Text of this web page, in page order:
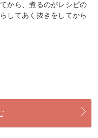
から、煮るのがレシピの
してあく抜きをしてから